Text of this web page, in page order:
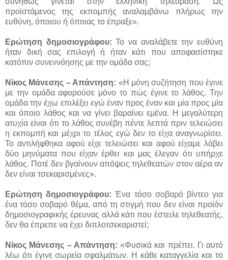
προϊστάμενος της εκπομπής αναλαμβάνω πλήρως την
ευθύνη, όποιου ή όποιας το έπραξε».
Ερώτηση δημοσιογράφου: Το να αναλάβετε την ευθύνη
ήταν δική σας επιλογή ή ήταν κάτι που αποφασίστηκε
κατόπιν συνεννόησης με την ομάδα σας;
Νίκος Μάνεσης – Απάντηση: «Η μόνη συζήτηση που έγινε
με την ομάδα αφορούσε μόνο το πώς έγινε το λάθος. Την
ομάδα την έχω επιλέξει εγώ έναν προς έναν και μία προς μία
και όποιο λάθος και να γίνει βαραίνει εμένα. Η μεγαλύτερη
ατυχία είναι ότι το λάθος συνέβη πέντε λεπτά πριν τελειώσει
η εκπομπή και μέχρι το τέλος εγώ δεν το είχα αναγνωρίσει.
Το αντιλήφθηκα αφού είχε τελειώσει και αφού είχαμε λάβει
δύο μηνύματα που είχαν έρθει και μας έλεγαν ότι υπήρχε
λάθος. Ποτέ δεν βγαίνουν απόψεις τηλεθεατών στον αέρα αν
δεν είναι τσεκαρισμένες».
Ερώτηση δημοσιογράφου: Ένα τόσο σοβαρό βίντεο για
ένα τόσο σοβαρό θέμα, από τη στιγμή που δεν είναι προϊόν
δημοσιογραφικής έρευνας αλλά κάτι που έστειλε τηλεθεατής,
δεν θα έπρεπε να έχει διπλοτσεκαριστεί;
Νίκος Μάνεσης – Απάντηση: «Φυσικά και πρέπει. Γι αυτό
λέω ότι έγινε σωρεία σφαλμάτων. Η κάθε καταγγελία και το